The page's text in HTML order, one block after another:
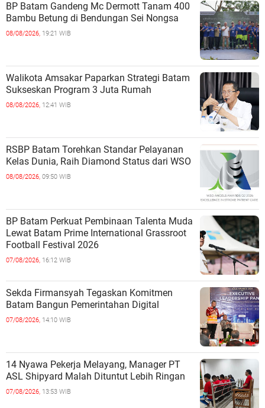
BP Batam Gandeng Mc Dermott Tanam 400
Bambu Betung di Bendungan Sei Nongsa
08/08/2026, 19:21 WIB
Walikota Amsakar Paparkan Strategi Batam
Sukseskan Program 3 Juta Rumah
08/08/2026, 12:41 WIB
RSBP Batam Torehkan Standar Pelayanan
Kelas Dunia, Raih Diamond Status dari WSO
08/08/2026, 09:50 WIB
BP Batam Perkuat Pembinaan Talenta Muda
Lewat Batam Prime International Grassroot
Football Festival 2026
07/08/2026, 16:12 WIB
Sekda Firmansyah Tegaskan Komitmen
Batam Bangun Pemerintahan Digital
07/08/2026, 14:10 WIB
14 Nyawa Pekerja Melayang, Manager PT
ASL Shipyard Malah Dituntut Lebih Ringan
07/08/2026, 13:53 WIB